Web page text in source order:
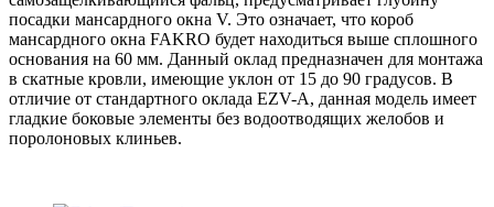
посадки мансардного окна V. Это означает, что короб
мансардного окна FAKRO будет находиться выше сплошного
основания на 60 мм. Данный оклад предназначен для монтажа
в скатные кровли, имеющие уклон от 15 до 90 градусов. В
отличие от стандартного оклада EZV-A, данная модель имеет
гладкие боковые элементы без водоотводящих желобов и
поролоновых клиньев.